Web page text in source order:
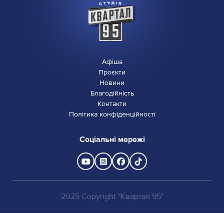
Афіша
Проєкти
Новини
Благодійність
Контакти
Політика конфіденційності
Соціальні мережі
2025 Copyright "Квартал 95"